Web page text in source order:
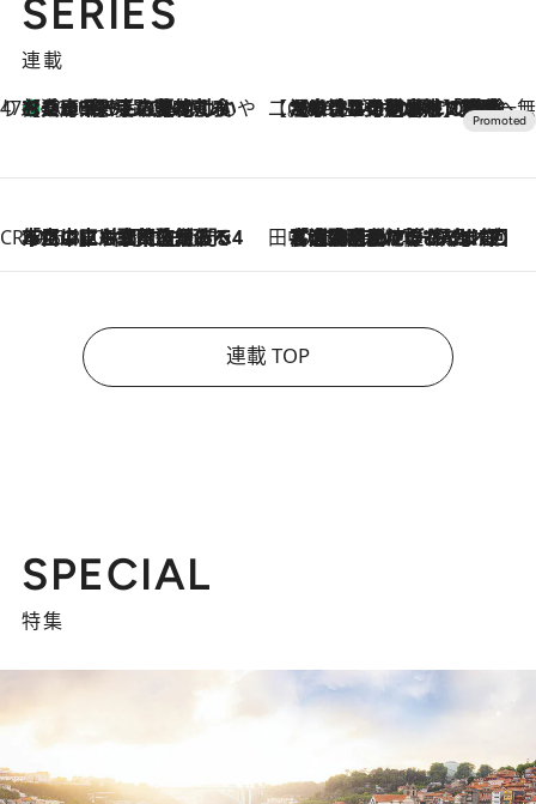
SERIES
連載
47都道府県の手みやげ ひんやりスイーツで夏を満喫
2026.8.8
【兵庫県】この夏絶対食べたい 冷やしておいしいおやつ3選 淡路島の恵みをジェラートに集約 【CREA×星野リゾート】唯一無二。癒しと発見が待つ場所へ
2026.8.7
【トンボの足水浴】ヒノキの香りに包まれて涼感マックス！約13℃の湧水かけ流しを避暑地「星野温泉 トンボの湯」で体験
CREA'S CHOICE
2026.8.7
「立川にも歌舞伎があるんだよ」 片岡仁左衛門・市川中車ら豪華座組みで4年目の立川立飛歌舞伎へ 田中稲の勝手に再ブーム
2026.8.7
「湘南乃風に憧れて」観客大盛上がりの“タオル回し”に、ラッパー顔負けの高速歌唱まで…さだまさし（74）のアグレッシブすぎる現在地
連載 TOP
SPECIAL
特集